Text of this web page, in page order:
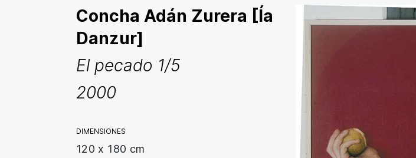
Concha Adán Zurera [Ía
Danzur]
El pecado 1/5
2000
DIMENSIONES
120 x 180 cm